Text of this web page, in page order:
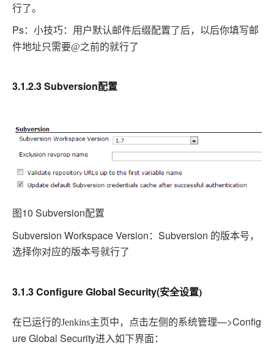
行了。
Ps：小技巧：用户默认邮件后缀配置了后，以后你填写邮
件地址只需要@之前的就行了
3.1.2.3 Subversion配置
图10 Subversion配置
Subversion Workspace Version：Subversion 的版本号，
选择你对应的版本号就行了
3.1.3 Configure Global Security(安全设置)
在已运行的Jenkins主页中，点击左侧的系统管理—>Config
ure Global Security进入如下界面：